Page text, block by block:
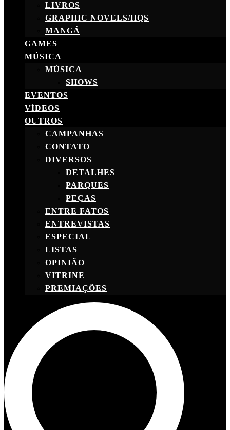
LIVROS
GRAPHIC NOVELS/HQS
MANGÁ
GAMES
MÚSICA
MÚSICA
SHOWS
EVENTOS
VÍDEOS
OUTROS
CAMPANHAS
CONTATO
DIVERSOS
DETALHES
PARQUES
PEÇAS
ENTRE FATOS
ENTREVISTAS
ESPECIAL
LISTAS
OPINIÃO
VITRINE
PREMIAÇÕES